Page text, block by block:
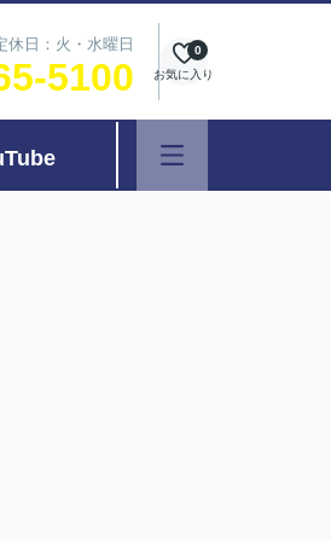
日：火・水曜日
5100 お気に入り
0